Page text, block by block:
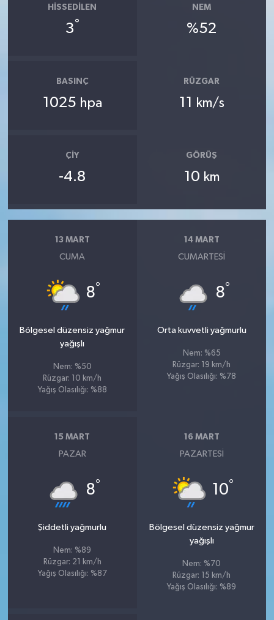
HISSEDILEN
3°
NEM
%52
BASINÇ
1025 hpa
RÜZGAR
11 km/s
ÇIY
-4.8
GÖRÜŞ
10 km
13 MART
CUMA
8°
Bölgesel düzensiz yağmur
yağışlı
Nem: %50
Rüzgar: 10 km/h
Yağış Olasılığı: %88
14 MART
CUMARTESI
8°
Orta kuvvetli yağmurlu
Nem: %65
Rüzgar: 19 km/h
Yağış Olasılığı: %78
15 MART
PAZAR
8°
Şiddetli yağmurlu
Nem: %89
Rüzgar: 21 km/h
Yağış Olasılığı: %87
16 MART
PAZARTESI
10°
Bölgesel düzensiz yağmur
yağışlı
Nem: %70
Rüzgar: 15 km/h
Yağış Olasılığı: %89